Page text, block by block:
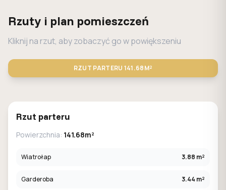
Rzuty i plan pomieszczeń
Kliknij na rzut, aby zobaczyć go w powiększeniu
RZUT PARTERU 141.68M²
Rzut parteru
Powierzchnia: 141.68m²
Wiatrołap 3.88 m²
Garderoba 3.44 m²